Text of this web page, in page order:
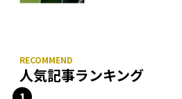
人気記事ランキング